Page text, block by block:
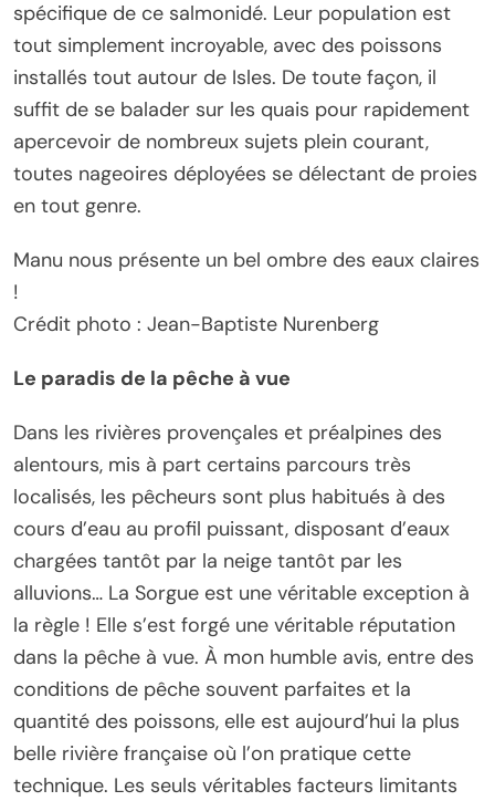
spécifique de ce salmonidé. Leur population est
tout simplement incroyable, avec des poissons
installés tout autour de Isles. De toute façon, il
suffit de se balader sur les quais pour rapidement
apercevoir de nombreux sujets plein courant,
toutes nageoires déployées se délectant de proies
en tout genre.
Manu nous présente un bel ombre des eaux claires
!
Crédit photo : Jean-Baptiste Nurenberg
Le paradis de la pêche à vue
Dans les rivières provençales et préalpines des
alentours, mis à part certains parcours très
localisés, les pêcheurs sont plus habitués à des
cours d’eau au profil puissant, disposant d’eaux
chargées tantôt par la neige tantôt par les
alluvions… La Sorgue est une véritable exception à
la règle ! Elle s’est forgé une véritable réputation
dans la pêche à vue. À mon humble avis, entre des
conditions de pêche souvent parfaites et la
quantité des poissons, elle est aujourd’hui la plus
belle rivière française où l’on pratique cette
technique. Les seuls véritables facteurs limitants